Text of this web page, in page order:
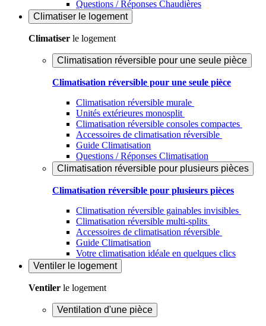
Questions / Réponses Chaudières
Climatiser le logement
Climatiser le logement
Climatisation réversible pour une seule pièce
Climatisation réversible pour une seule pièce
Climatisation réversible murale
Unités extérieures monosplit
Climatisation réversible consoles compactes
Accessoires de climatisation réversible
Guide Climatisation
Questions / Réponses Climatisation
Climatisation réversible pour plusieurs pièces
Climatisation réversible pour plusieurs pièces
Climatisation réversible gainables invisibles
Climatisation réversible multi-splits
Accessoires de climatisation réversible
Guide Climatisation
Votre climatisation idéale en quelques clics
Ventiler le logement
Ventiler le logement
Ventilation d'une pièce